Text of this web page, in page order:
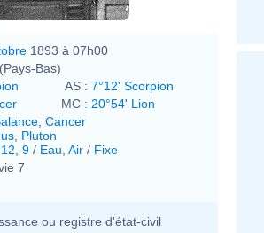
1893 à 07h00
Bas)
AS : 7°12' Scorpion
MC : 20°54' Lion
Cancer
Pluton
12 9 / Eau Air / Fixe
7
ou registre d'état-civil